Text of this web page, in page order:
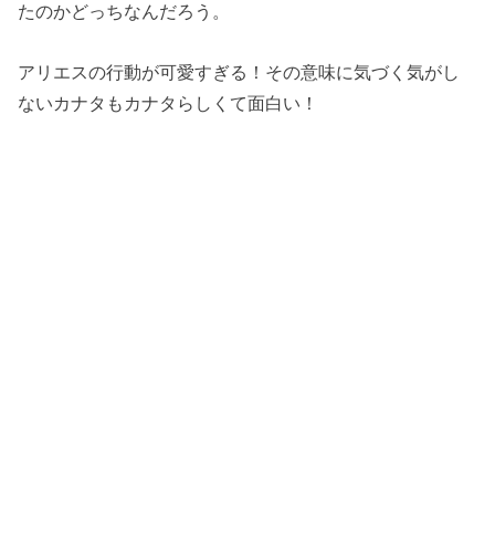
たのかどっちなんだろう。
アリエスの行動が可愛すぎる！その意味に気づく気がし
ないカナタもカナタらしくて面白い！